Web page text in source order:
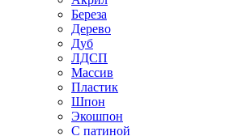
Береза
Дерево
Дуб
ЛДСП
Массив
Пластик
Шпон
Экошпон
С патиной